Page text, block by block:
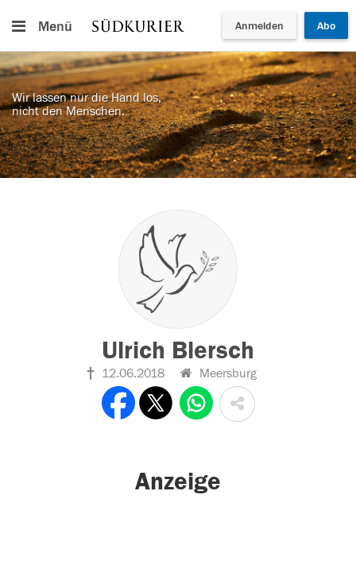
Menü Anmelden Abo
Wir lassen nur die Hand los,
nicht den Menschen.
Ulrich Blersch
12.06.2018 Meersburg
Anzeige